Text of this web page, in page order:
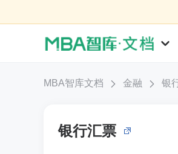
MBA智库文档 金融 银
银行汇票